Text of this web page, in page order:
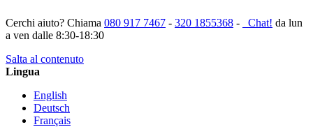
Cerchi aiuto? Chiama 080 917 7467 - 320 1855368 - Chat! da lun
a ven dalle 8:30-18:30
Salta al contenuto
Lingua
English
Deutsch
Français